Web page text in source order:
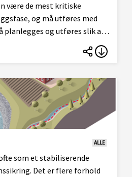
være de mest kritiske
og må utføres med
planlegges og utføres slik at
kan være nødvendig for en
ALLE
som et stabiliserende
Det er flere forhold